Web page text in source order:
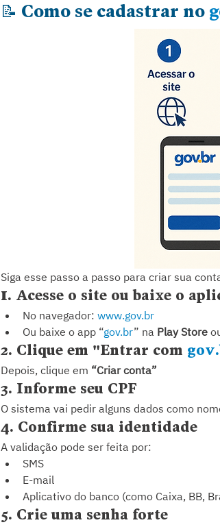
📝 Como se cadastrar no
Siga esse passo a passo para criar sua
1. Acesse o site ou baixe o
No navegador: www.gov.br
Ou baixe o app “gov.br” na Play Store
2. Clique em "Entrar com
Depois, clique em “Criar conta”
3. Informe seu CPF
O sistema vai pedir alguns dados como
4. Confirme sua identidade
A validação pode ser feita por:
SMS
E-mail
Aplicativo do banco (como Caixa, BB,
5. Crie uma senha forte